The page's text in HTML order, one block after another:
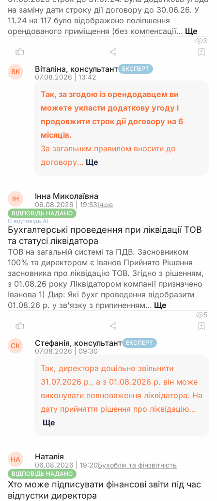
на заміну дати строку дії договору до 30.06.26. У
11.24 на 117 було відображено поліпшення
орендованого приміщення (без компенсації…
3
ВК Віталіна, консультант ЕКСПЕРТ
07.08.2026 | 13:42
Так, за згодою із орендодавцем ви
можете укласти додаткову угоду і
продовжити строк дії договору на 6
місяців.
За загальним правилом вносити до
договору… Ще
ІН Інна Миколаївна
06.08.2026 | 19:53Інше
ВІДПОВІДЬ НАДАНО
Є відповідь АІ
Бухгалтерські проведення при ліквідації ТОВ
та статусі ліквідатора
ТОВ на загальній системі та ПДВ. Засновником
100% та директором є Іванов Прийнято Рішення
засновника про ліквідацію ТОВ. Згідно з рішенням,
з 01.08.26 року Ліквідатором компанії призначено
Іванова 1) Дир: Які бухг проведення відобразити
01.08.26 р. у зв'язку з припиненням…
5
СК Стефанія, консультант ЕКСПЕРТ
07.08.2026 | 09:30
Так, директора доцільно звільнити
31.07.2026 р., а з 01.08.2026 р. він може
виконувати повноваження ліквідатора. На
дату прийняття рішення про ліквідацію…
Ще
НА Наталія
06.08.2026 | 19:20Бухоблік та фінзвітність
ВІДПОВІДЬ НАДАНО
Хто може підписувати фінансові звіти під час
відпустки директора